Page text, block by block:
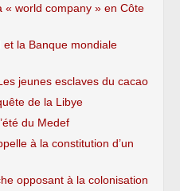
« world company » en Côte
la Banque mondiale
jeunes esclaves du cacao
de la Libye
du Medef
à la constitution d’un
opposant à la colonisation